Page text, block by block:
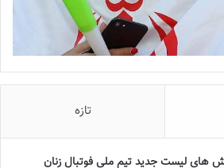
تازه
هاى ليست جدید تيم ملى فوتبال زنان